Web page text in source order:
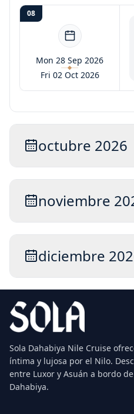
08
Mon 28 Sep 2026
Fri 02 Oct 2026
octubre 2026
noviembre
diciembre
Sola Dahabiya Nile Cruise
íntima y lujosa por el Nilo.
entre Luxor y Asuán a bordo
Dahabiya.